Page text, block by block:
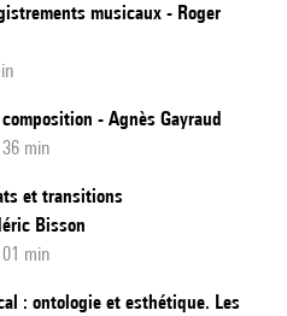
musicaux - Roger
- Agnès Gayraud
min
et transitions
Bisson
min
: ontologie et esthétique. Les